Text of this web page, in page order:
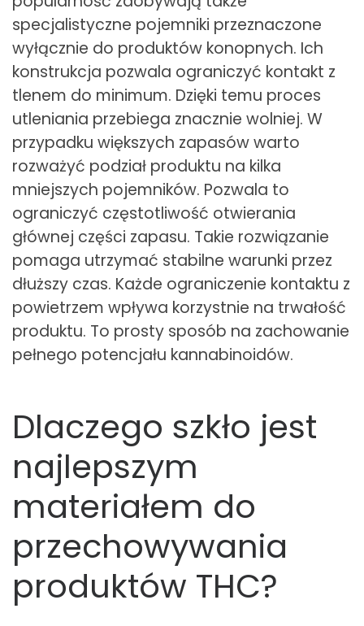
specjalistyczne pojemniki przeznaczone
wyłącznie do produktów konopnych. Ich
konstrukcja pozwala ograniczyć kontakt z
tlenem do minimum. Dzięki temu proces
utleniania przebiega znacznie wolniej. W
przypadku większych zapasów warto
rozważyć podział produktu na kilka
mniejszych pojemników. Pozwala to
ograniczyć częstotliwość otwierania
głównej części zapasu. Takie rozwiązanie
pomaga utrzymać stabilne warunki przez
dłuższy czas. Każde ograniczenie kontaktu z
powietrzem wpływa korzystnie na trwałość
produktu. To prosty sposób na zachowanie
pełnego potencjału kannabinoidów.
Dlaczego szkło jest
najlepszym
materiałem do
przechowywania
produktów THC?